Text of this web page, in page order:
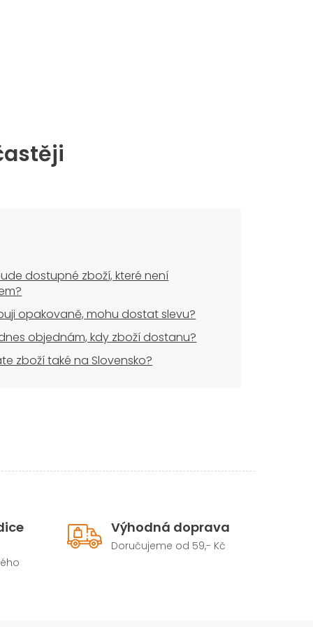
dostupné zboží, které není
opakovaně, mohu dostat slevu?
objednám, kdy zboží dostanu?
zboží také na Slovensko?
Výhodná doprava
Doručujeme od 59,- Kč